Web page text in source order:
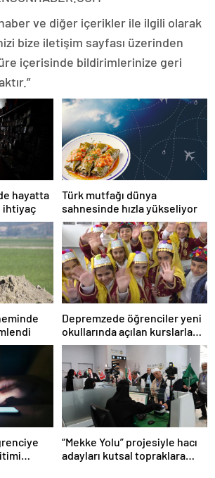
ve diğer içerikler ile ilgili olarak
bize iletişim sayfası üzerinden
içerisinde bildirimlerinize geri
hayatta
ihtiyaç
Türk mutfağı dünya
sahnesinde hızla yükseliyor
Depremzede öğrenciler yeni
okullarında açılan kurslarla
sosyalleşiyor
“Mekke Yolu” projesiyle hacı
adayları kutsal topraklara